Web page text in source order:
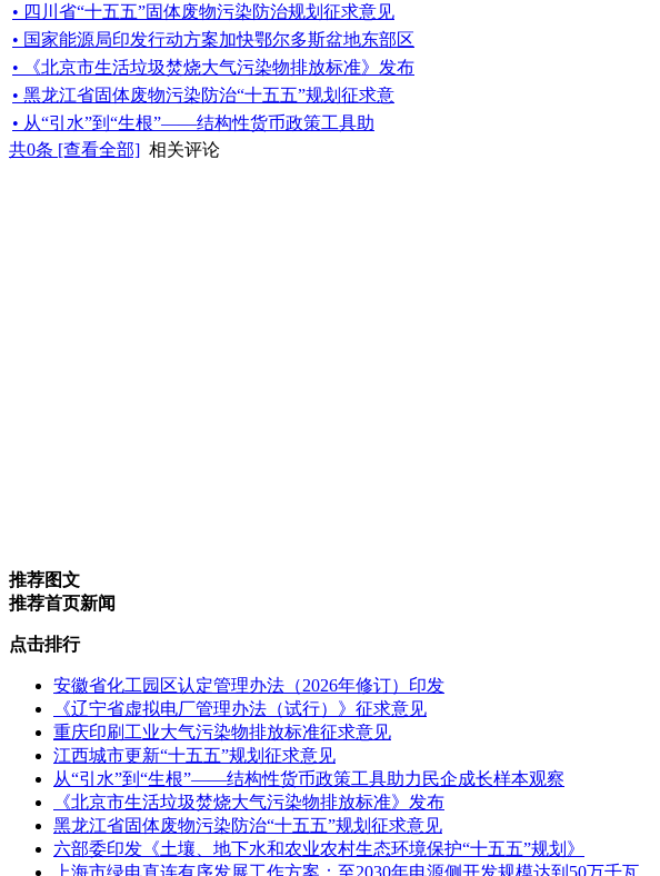
• 四川省“十五五”固体废物污染防治规划征求意见
• 国家能源局印发行动方案加快鄂尔多斯盆地东部区
• 《北京市生活垃圾焚烧大气污染物排放标准》发布
• 黑龙江省固体废物污染防治“十五五”规划征求意
• 从“引水”到“生根”——结构性货币政策工具助
共0条 [查看全部] 相关评论
推荐图文
推荐首页新闻
点击排行
安徽省化工园区认定管理办法（2026年修订）印发
《辽宁省虚拟电厂管理办法（试行）》征求意见
重庆印刷工业大气污染物排放标准征求意见
江西城市更新“十五五”规划征求意见
从“引水”到“生根”——结构性货币政策工具助力民企成长样本观察
《北京市生活垃圾焚烧大气污染物排放标准》发布
黑龙江省固体废物污染防治“十五五”规划征求意见
六部委印发《土壤、地下水和农业农村生态环境保护“十五五”规划》
上海市绿电直连有序发展工作方案：至2030年电源侧开发规模达到50万千瓦